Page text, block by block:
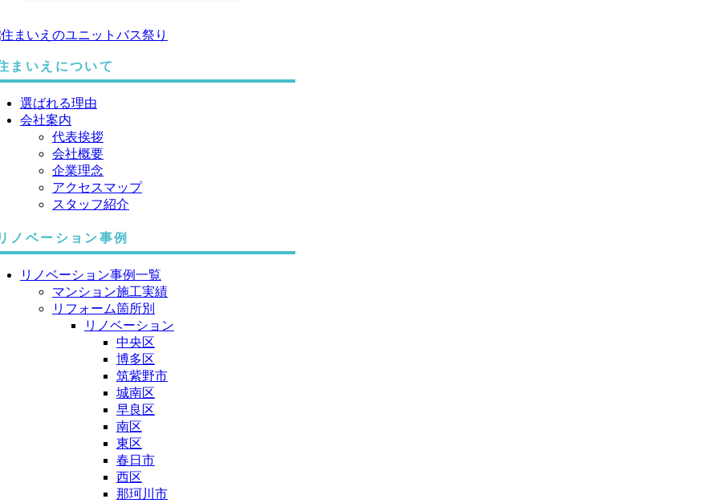
まいえについて
選ばれる理由
会社案内
代表挨拶
会社概要
企業理念
アクセスマップ
スタッフ紹介
ノベーション事例
リノベーション事例一覧
マンション施工実績
リフォーム箇所別
リノベーション
中央区
博多区
筑紫野市
城南区
早良区
南区
東区
春日市
西区
那珂川市